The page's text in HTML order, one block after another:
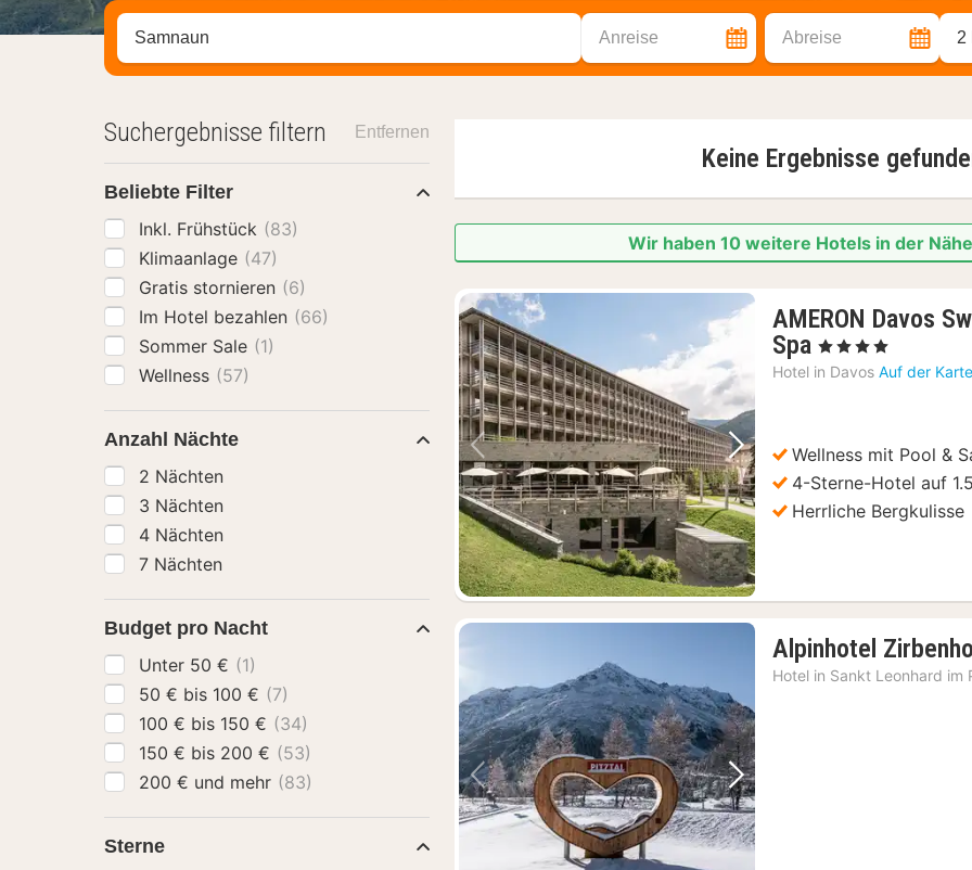
Stadt, Region oder Hotel suchen Anreise Abreise 2
Keine Ergebnisse
Wir haben 10 weitere Hotels in der
Vorheriges Bild Nächstes Bild
AMERON Davos
Spa 1
Nacht
€
, 4 Sterne
Hotel in Davos Auf der
Wellness mit Pool &
4-Sterne-Hotel auf
Herrliche Bergkulisse
Vorheriges Bild Nächstes Bild
Alpinhotel
Hotel in Sankt Leonhard im
Suchergebnisse filtern Entfernen
Beliebte Filter
Inkl. Frühstück (83)
Klimaanlage (47)
Gratis stornieren (6)
Im Hotel bezahlen (66)
Sommer Sale (1)
Wellness (57)
Anzahl Nächte
2 Nächten
3 Nächten
4 Nächten
7 Nächten
Budget pro Nacht
Unter 50 € (1)
50 € bis 100 € (7)
100 € bis 150 € (34)
150 € bis 200 € (53)
200 € und mehr (83)
Sterne